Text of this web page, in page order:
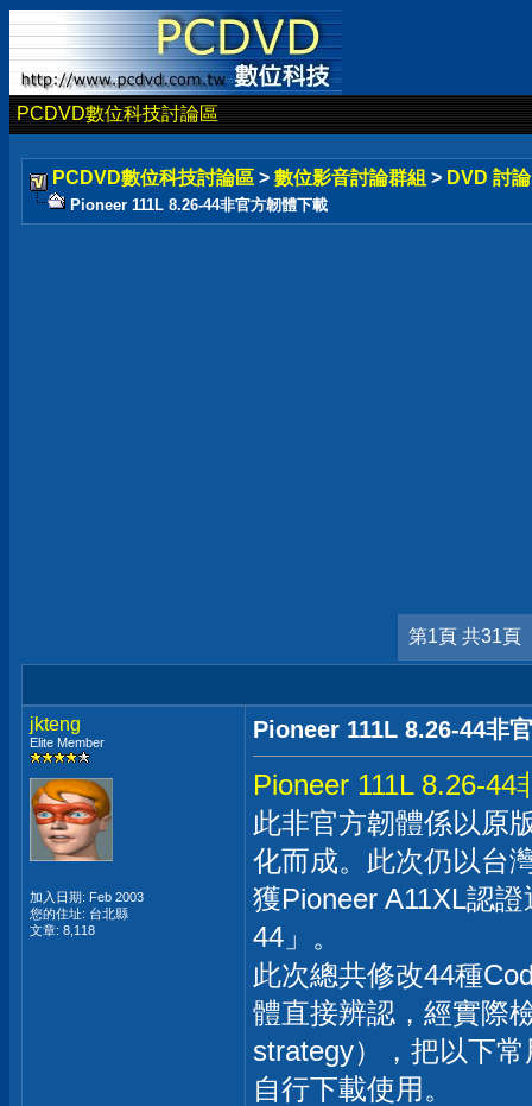
PCDVD數位科技討論區
PCDVD數位科技討論區 > 數位影音討論群組 > DVD 討
Pioneer 111L 8.26-44非官方韌體下載
第1頁 共31頁
jkteng
Elite Member
加入日期: Feb 2003
您的住址: 台北縣
文章: 8,118
Pioneer 111L 8.26-44非
Pioneer 111L 8.26-
此非官方韌體係以原
化而成。此次仍以台
獲Pioneer A11XL認
44」。
此次總共修改44種
體直接辨認，經實際
strategy），把以下
自行下載使用。